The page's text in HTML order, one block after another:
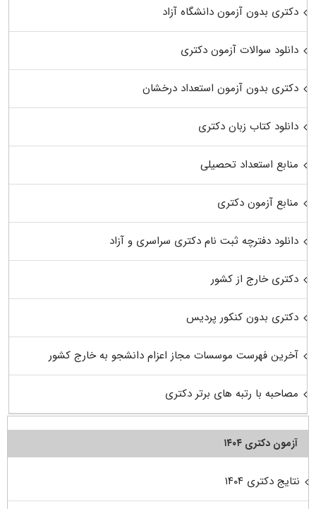
دکتری بدون آزمون دانشگاه آزاد
دانلود سوالات آزمون دکتری
دکتری بدون آزمون استعداد درخشان
دانلود کتاب زبان دکتری
منابع استعداد تحصیلی
منابع آزمون دکتری
دانلود دفترچه ثبت نام دکتری سراسری و آزاد
دکتری خارج از کشور
دکتری بدون کنکور پردیس
آخرین فهرست موسسات مجاز اعزام دانشجو به خارج کشور
مصاحبه با رتبه های برتر دکتری
آزمون دکتری ۱۴۰۴
نتایج دکتری ۱۴۰۴